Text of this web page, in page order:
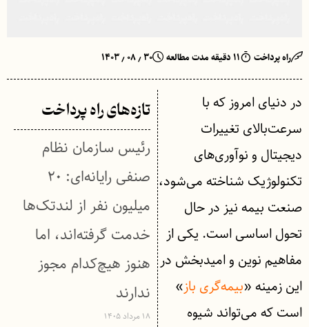
راه پرداخت ۱۱ دقیقه مدت مطالعه ۳۰ ٫ ۰۸ ٫ ۱۴۰۳
در دنیای امروز که با
سرعت‌بالای تغییرات
دیجیتال و نوآوری‌های
تکنولوژیک شناخته می‌شود،
صنعت بیمه نیز در حال
تحول اساسی است. یکی از
مفاهیم نوین و امیدبخش در
این زمینه «بیمه‌گری باز»
است که می‌تواند شیوه
تازه‌های راه پرداخت
رئیس سازمان نظام
صنفی رایانه‌ای: ۲۰
میلیون نفر از لندتک‌ها
خدمت گرفته‌اند، اما
هنوز هیچ‌کدام مجوز
ندارند
۱۸ مرداد ۱۴۰۵